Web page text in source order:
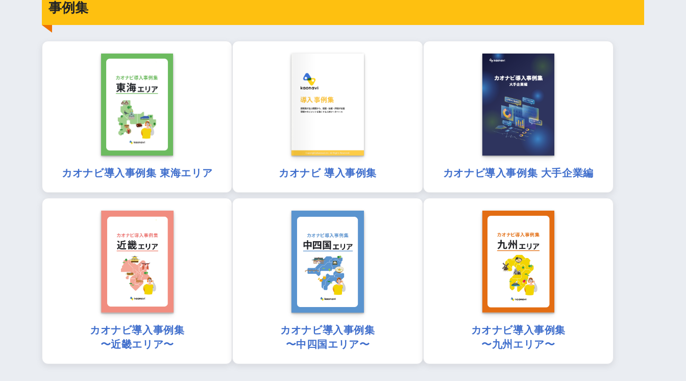
事例集
カオナビ導入事例集 東海エリア カオナビ 導入事例集 カオナビ導入事例集 大手企業編
カオナビ導入事例集
〜近畿エリア〜
カオナビ導入事例集
〜中四国エリア〜
カオナビ導入事例集
〜九州エリア〜